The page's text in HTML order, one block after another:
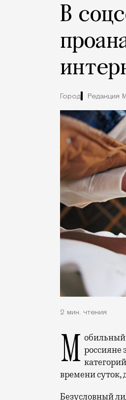
В
Город Редакция
2 мин. чтения
Мобильный оператор Т2 изучил модели интернет-потребления и выяснил, чем россияне
времени суток,
Безусловный